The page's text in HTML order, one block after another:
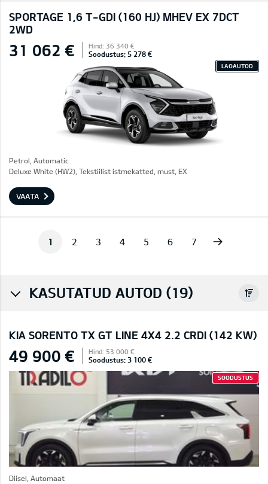
SPORTAGE 1,6 T-GDI (160 HJ) MHEV EX 7DCT
2WD
31 062 € Hind: 36 340 €
Soodustus: 5 278 €
LAOAUTOD
Petrol, Automatic
Deluxe White (HW2), Tekstiilist istmekatted, must, EX
VAATA
1 2 3 4 5 6 7
KASUTATUD AUTOD (19)
KIA SORENTO TX GT LINE 4X4 2.2 CRDI (142 KW)
49 900 € Hind: 53 000 €
Soodustus: 3 100 €
SOODUSTUS
Diisel, Automaat